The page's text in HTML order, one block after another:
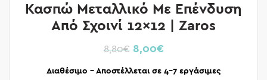
Κασπώ Mεταλλικό Με Επένδυση
Από Σχοινί 12×12 | Zaros
8,80€ 8,00€
Διαθέσιμο – Αποστέλλεται σε 4-7 εργάσιμες